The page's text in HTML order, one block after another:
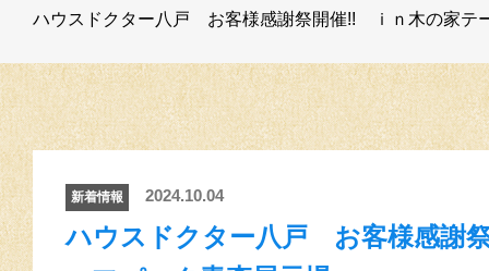
ハウスドクター八戸 お客様感謝祭開催!! ｉｎ木の家テ
新着情報 2024.10.04
ハウスドクター八戸 お客様感謝